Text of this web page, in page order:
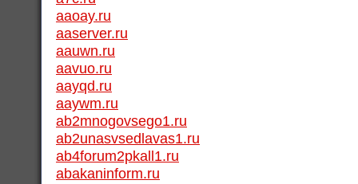
aaoay.ru
aaserver.ru
aauwn.ru
aavuo.ru
aayqd.ru
aaywm.ru
ab2mnogovsego1.ru
ab2unasvsedlavas1.ru
ab4forum2pkall1.ru
abakaninform.ru